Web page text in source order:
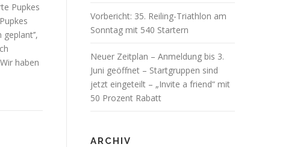
Pupkes
haben
Vorbericht: 35. Reiling-Triathlon am
Sonntag mit 540 Startern
Neuer Zeitplan – Anmeldung bis 3.
Juni geöffnet – Startgruppen sind
jetzt eingeteilt – „Invite a friend“ mit
50 Prozent Rabatt
ARCHIV